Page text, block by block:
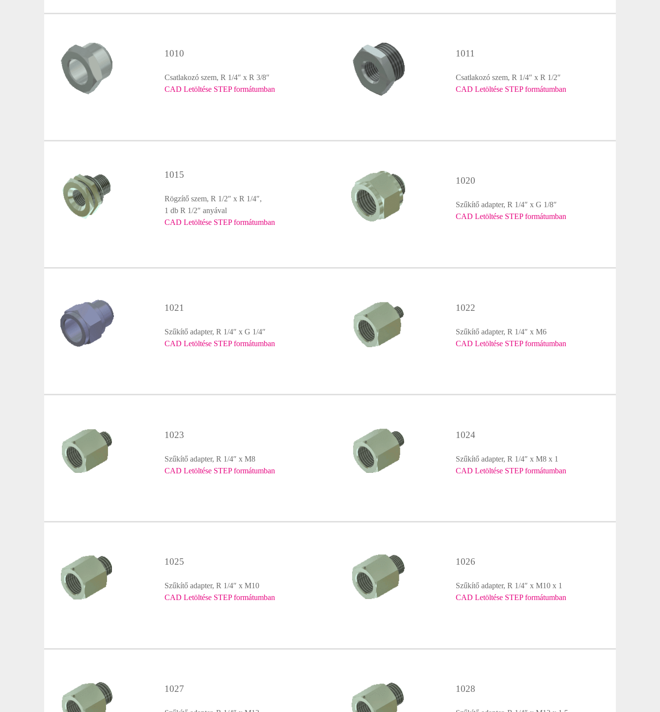
1010
Csatlakozó szem, R 1/4″ x R 3/8″
CAD Letöltése STEP formátumban
1011
Csatlakozó szem, R 1/4″ x R 1/2″
CAD Letöltése STEP formátumban
1015
Rögzítő szem, R 1/2″ x R 1/4″,
1 db R 1/2″ anyával
CAD Letöltése STEP formátumban
1020
Szűkítő adapter, R 1/4″ x G 1/8″
CAD Letöltése STEP formátumban
1021
Szűkítő adapter, R 1/4″ x G 1/4″
CAD Letöltése STEP formátumban
1022
Szűkítő adapter, R 1/4″ x M6
CAD Letöltése STEP formátumban
1023
Szűkítő adapter, R 1/4″ x M8
CAD Letöltése STEP formátumban
1024
Szűkítő adapter, R 1/4″ x M8 x 1
CAD Letöltése STEP formátumban
1025
Szűkítő adapter, R 1/4″ x M10
CAD Letöltése STEP formátumban
1026
Szűkítő adapter, R 1/4″ x M10 x 1
CAD Letöltése STEP formátumban
1027 1028